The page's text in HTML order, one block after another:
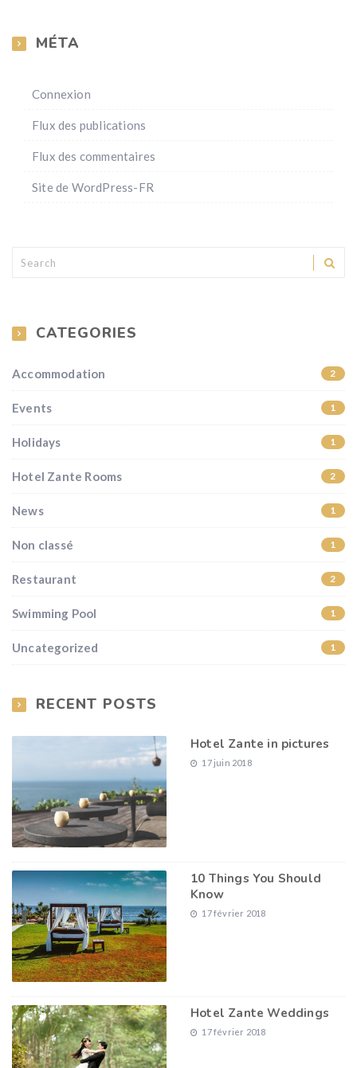
MÉTA
Connexion
Flux des publications
Flux des commentaires
Site de WordPress-FR
CATEGORIES
Accommodation 2
Events 1
Holidays 1
Hotel Zante Rooms 2
News 1
Non classé 1
Restaurant 2
Swimming Pool 1
Uncategorized 1
RECENT POSTS
Hotel Zante in pictures
17 juin 2018
10 Things You Should
Know
17 février 2018
Hotel Zante Weddings
17 février 2018